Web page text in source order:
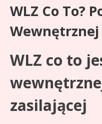
WLZ Co To?
WLZ co to
zasilającej